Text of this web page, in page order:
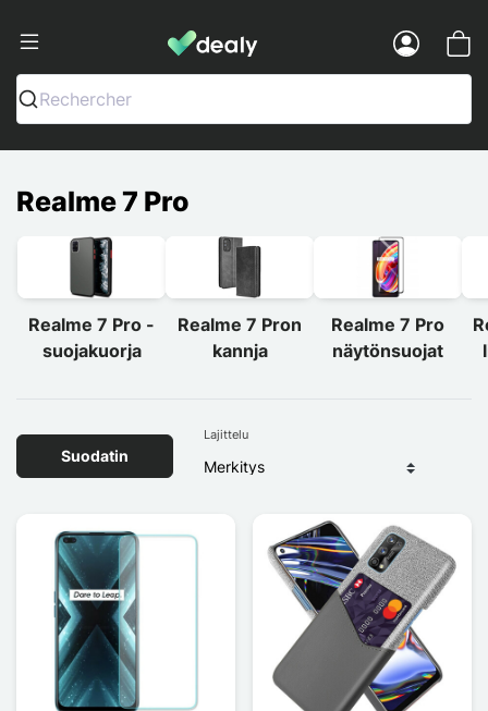
Dealy - Kotelot ja tarvikkeet
Rechercher
Realme 7 Pro
Realme 7 Pro -
suojakuorja
Realme 7 Pron
kannja
Realme 7 Pro
näytönsuojat
Suodatin
Lajittelu